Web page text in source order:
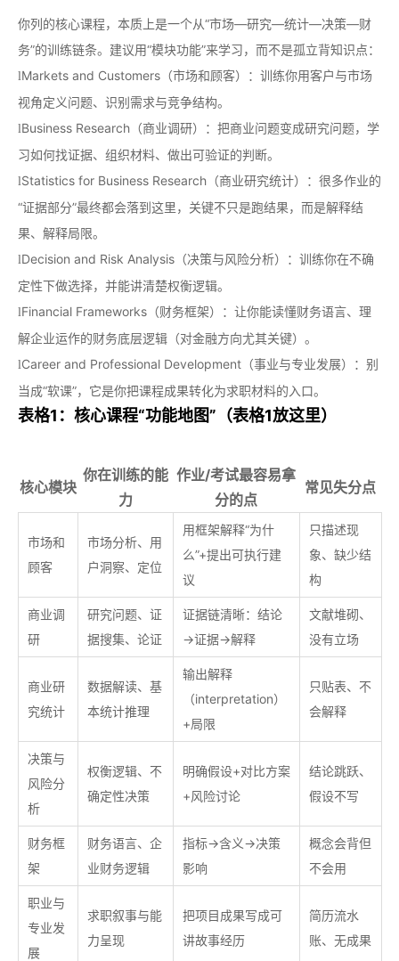
你列的核心课程，本质上是一个从“市场—研究—统计—决策—财
务”的训练链条。建议用“模块功能”来学习，而不是孤立背知识点：
lMarkets and Customers（市场和顾客）：训练你用客户与市场
视角定义问题、识别需求与竞争结构。
lBusiness Research（商业调研）：把商业问题变成研究问题，学
习如何找证据、组织材料、做出可验证的判断。
lStatistics for Business Research（商业研究统计）：很多作业的
“证据部分”最终都会落到这里，关键不只是跑结果，而是解释结
果、解释局限。
lDecision and Risk Analysis（决策与风险分析）：训练你在不确
定性下做选择，并能讲清楚权衡逻辑。
lFinancial Frameworks（财务框架）：让你能读懂财务语言、理
解企业运作的财务底层逻辑（对金融方向尤其关键）。
lCareer and Professional Development（事业与专业发展）：别
当成“软课”，它是你把课程成果转化为求职材料的入口。
表格1：核心课程“功能地图”（表格1放这里）
核心模块
你在训练的能
力
作业/考试最容易拿
分的点
常见失分点
市场和
顾客
市场分析、用
户洞察、定位
用框架解释“为什
么”+提出可执行建
议
只描述现
象、缺少结
构
商业调
研
研究问题、证
据搜集、论证
证据链清晰：结论
→证据→解释
文献堆砌、
没有立场
商业研
究统计
数据解读、基
本统计推理
输出解释
（interpretation）
+局限
只贴表、不
会解释
决策与
风险分
析
权衡逻辑、不
确定性决策
明确假设+对比方案
+风险讨论
结论跳跃、
假设不写
财务框
架
财务语言、企
业财务逻辑
指标→含义→决策
影响
概念会背但
不会用
职业与
专业发
展
求职叙事与能
力呈现
把项目成果写成可
讲故事经历
简历流水
账、无成果